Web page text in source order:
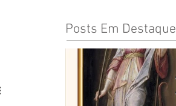
Posts Em Destaque